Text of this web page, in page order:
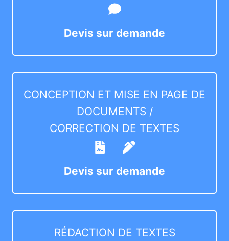
Devis sur demande
CONCEPTION ET MISE EN PAGE DE
DOCUMENTS /
CORRECTION DE TEXTES
Devis sur demande
RÉDACTION DE TEXTES